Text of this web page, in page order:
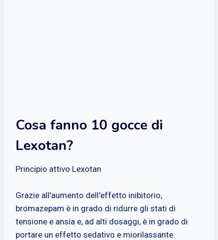
Cosa fanno 10 gocce di
Lexotan?
Principio attivo Lexotan
Grazie all'aumento dell'effetto inibitorio,
bromazepam è in grado di ridurre gli stati di
tensione e ansia e, ad alti dosaggi, è in grado di
portare un effetto sedativo e miorilassante.